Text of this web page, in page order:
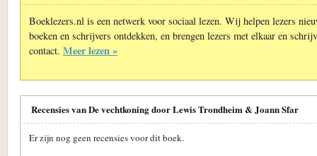
Boeklezers.nl is een netwerk voor sociaal lezen. Wij helpen lezers
boeken en schrijvers ontdekken, en brengen lezers met elkaar en
contact. Meer lezen »
Recensies van De vechtkoning door Lewis Trondheim & Joann Sfar
Er zijn nog geen recensies voor dit boek.